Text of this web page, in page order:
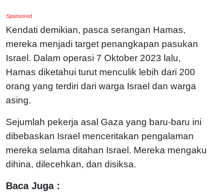
Sponsored
Kendati demikian, pasca serangan Hamas,
mereka menjadi target penangkapan pasukan
Israel. Dalam operasi 7 Oktober 2023 lalu,
Hamas diketahui turut menculik lebih dari 200
orang yang terdiri dari warga Israel dan warga
asing.
Sejumlah pekerja asal Gaza yang baru-baru ini
dibebaskan Israel menceritakan pengalaman
mereka selama ditahan Israel. Mereka mengaku
dihina, dilecehkan, dan disiksa.
Baca Juga :